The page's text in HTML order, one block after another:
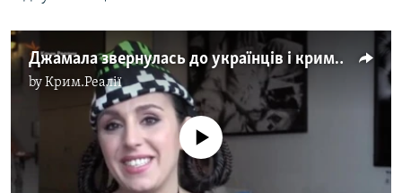
Джамала звернулась до українців і кримських татар (відео)
byКрим.Реалії
No media source currently available